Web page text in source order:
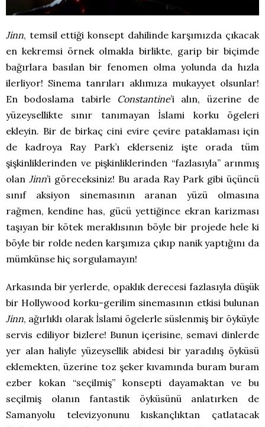
Jinn, temsil ettiği konsept dahilinde karşımızda çıkacak
en kekremsi örnek olmakla birlikte, garip bir biçimde
bağırlara basılan bir fenomen olma yolunda da hızla
ilerliyor! Sinema tanrıları aklımıza mukayyet olsunlar!
En bodoslama tabirle Constantine’i alın, üzerine de
yüzeysellikte sınır tanımayan İslami korku ögeleri
ekleyin. Bir de birkaç cini evire çevire pataklaması için
de kadroya Ray Park’ı eklerseniz işte orada tüm
şişkinliklerinden ve pişkinliklerinden “fazlasıyla” arınmış
olan Jinn’i göreceksiniz! Bu arada Ray Park gibi üçüncü
sınıf aksiyon sinemasının aranan yüzü olmasına
rağmen, kendine has, gücü yettiğince ekran karizması
taşıyan bir kötek meraklısının böyle bir projede hele ki
böyle bir rolde neden karşımıza çıkıp nanik yaptığını da
mümkünse hiç sorgulamayın!
Arkasında bir yerlerde, opaklık derecesi fazlasıyla düşük
bir Hollywood korku-gerilim sinemasının etkisi bulunan
Jinn, ağırlıklı olarak İslami ögelerle süslenmiş bir öyküyle
servis ediliyor bizlere! Bunun içerisine, semavi dinlerde
yer alan haliyle yüzeysellik abidesi bir yaradılış öyküsü
eklemekten, üzerine toz şeker kıvamında buram buram
ezber kokan “seçilmiş” konsepti dayamaktan ve bu
seçilmiş olanın fantastik öyküsünü anlatırken de
Samanyolu televizyonunu kıskançlıktan çatlatacak